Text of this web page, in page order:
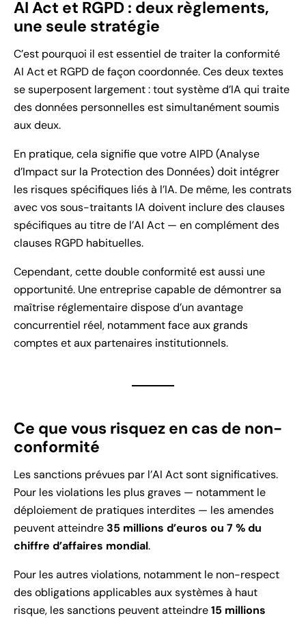
AI Act et RGPD : deux règlements,
une seule stratégie
C’est pourquoi il est essentiel de traiter la conformité
AI Act et RGPD de façon coordonnée. Ces deux textes
se superposent largement : tout système d’IA qui traite
des données personnelles est simultanément soumis
aux deux.
En pratique, cela signifie que votre AIPD (Analyse
d’Impact sur la Protection des Données) doit intégrer
les risques spécifiques liés à l’IA. De même, les contrats
avec vos sous-traitants IA doivent inclure des clauses
spécifiques au titre de l’AI Act — en complément des
clauses RGPD habituelles.
Cependant, cette double conformité est aussi une
opportunité. Une entreprise capable de démontrer sa
maîtrise réglementaire dispose d’un avantage
concurrentiel réel, notamment face aux grands
comptes et aux partenaires institutionnels.
Ce que vous risquez en cas de non-
conformité
Les sanctions prévues par l’AI Act sont significatives.
Pour les violations les plus graves — notamment le
déploiement de pratiques interdites — les amendes
peuvent atteindre35 millions d’euros ou 7 % du
chiffre d’affaires mondial.
Pour les autres violations, notamment le non-respect
des obligations applicables aux systèmes à haut
risque, les sanctions peuvent atteindre15 millions